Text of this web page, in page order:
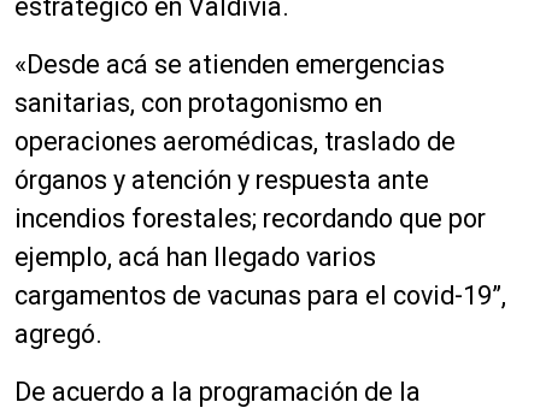
estratégico en Valdivia.
«Desde acá se atienden emergencias
sanitarias, con protagonismo en
operaciones aeromédicas, traslado de
órganos y atención y respuesta ante
incendios forestales; recordando que por
ejemplo, acá han llegado varios
cargamentos de vacunas para el covid-19”,
agregó.
De acuerdo a la programación de la